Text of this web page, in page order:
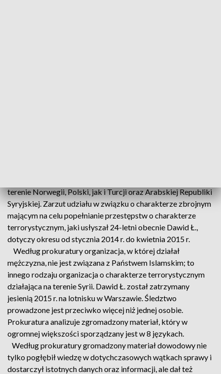
terenie Norwegii, Polski, jak i Turcji oraz Arabskiej Republiki
Syryjskiej. Zarzut udziału w związku o charakterze zbrojnym
mającym na celu popełnianie przestępstw o charakterze
terrorystycznym, jaki usłyszał 24-letni obecnie Dawid Ł.,
dotyczy okresu od stycznia 2014 r. do kwietnia 2015 r.
Według prokuratury organizacja, w której działał
mężczyzna, nie jest związana z Państwem Islamskim; to
innego rodzaju organizacja o charakterze terrorystycznym
działająca na terenie Syrii. Dawid Ł. został zatrzymany
jesienią 2015 r. na lotnisku w Warszawie. Śledztwo
prowadzone jest przeciwko więcej niż jednej osobie.
Prokuratura analizuje zgromadzony materiał, który w
ogromnej większości sporządzany jest w 8 językach.
Według prokuratury gromadzony materiał dowodowy nie
tylko pogłębił wiedzę w dotychczasowych wątkach sprawy i
dostarczył istotnych danych oraz informacji, ale dał też